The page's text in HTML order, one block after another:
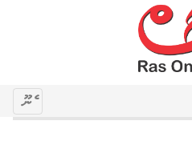
މެނޫ